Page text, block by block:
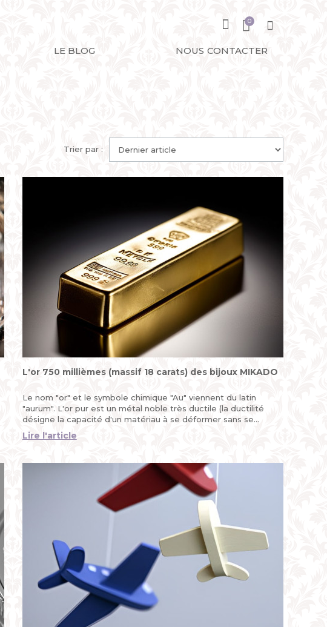
LE BLOG NOUS CONTACTER
Trier par :
L'or 750 millièmes (massif 18 carats) des bijoux MIKADO
Le nom "or" et le symbole chimique "Au" viennent du latin
"aurum". L'or pur est un métal noble très ductile (la ductilité
désigne la capacité d'un matériau à se déformer sans se
rompre)...
Lire l'article